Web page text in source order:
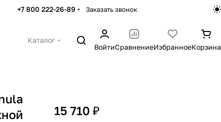
+7 800 222-26-89 Заказать звонок
Каталог
ВойтиСравнениеИзбранноеКорзина
15 710 ₽